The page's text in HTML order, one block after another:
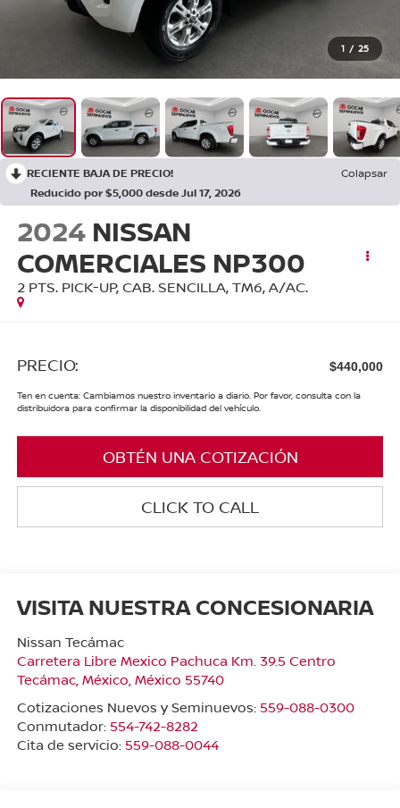
1 / 25
RECIENTE BAJA DE PRECIO!
Colapsar
Reducido por $5,000 desde Jul 17, 2026
2024 NISSAN
COMERCIALES NP300
2 PTS. PICK-UP, CAB. SENCILLA, TM6, A/AC.
PRECIO: $440,000
Ten en cuenta: Cambiamos nuestro inventario a diario. Por favor, consulta con la
distribuidora para confirmar la disponibilidad del vehículo.
OBTÉN UNA COTIZACIÓN
CLICK TO CALL
VISITA NUESTRA CONCESIONARIA
Nissan Tecámac
Carretera Libre Mexico Pachuca Km. 39.5 Centro
Tecámac, México, México 55740
Cotizaciones Nuevos y Seminuevos: 559-088-0300
Conmutador: 554-742-8282
Cita de servicio: 559-088-0044